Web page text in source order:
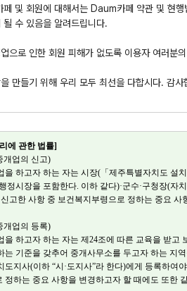
페 및 회원에 대해서는 Daum카페 약관 및 현
수 있음을 알려드립니다.
으로 인한 회원 피해가 없도록 이용자 여러분
만들기 위해 우리 모두 최선을 다합시다. 감사
에 관한 법률]
개업의 신고)
하고자 하는 자는 시장(「제주특별자치도 설
정시장을 포함한다. 이하 같다)·군수·구청장(자
고한 사항 중 보건복지부령으로 정하는 중요 사
개업의 등록)
하고자 하는 자는 제24조에 따른 교육을 받고
는 기준을 갖추어 중개사무소를 두고자 하는 지
도지사(이하 “시·도지사”라 한다)에게 등록하여
정하는 중요 사항을 변경하고자 할 때에도 또한